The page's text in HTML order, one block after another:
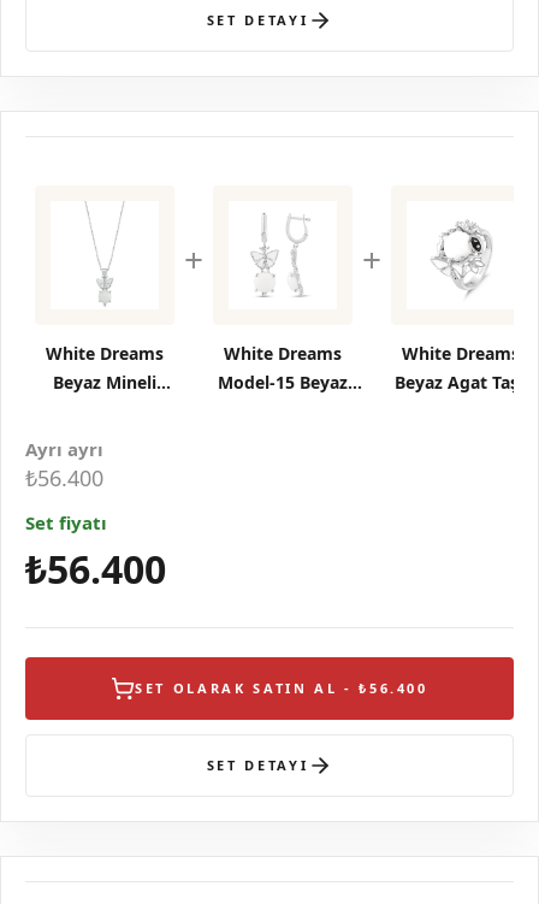
SET DETAYI
White Dreams
Beyaz Mineli
Gümüş Kolye
+
White Dreams
Model-15 Beyaz
+
White Dreams
Beyaz Agat Taşlı
Ayrı ayrı
₺56.400
Set fiyatı
₺56.400
SET OLARAK SATIN AL - ₺56.400
SET DETAYI